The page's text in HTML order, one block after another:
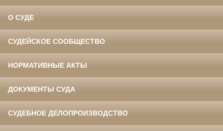
О СУДЕ
СУДЕЙСКОЕ СООБЩЕСТВО
НОРМАТИВНЫЕ АКТЫ
ДОКУМЕНТЫ СУДА
СУДЕБНОЕ ДЕЛОПРОИЗВОДСТВО